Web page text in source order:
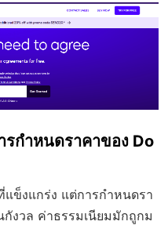
กำหนดราคาของ Do
ข็งแกร่ง แต่การกำหนดรา
งวล ค่าธรรมเนียมมักถูกม